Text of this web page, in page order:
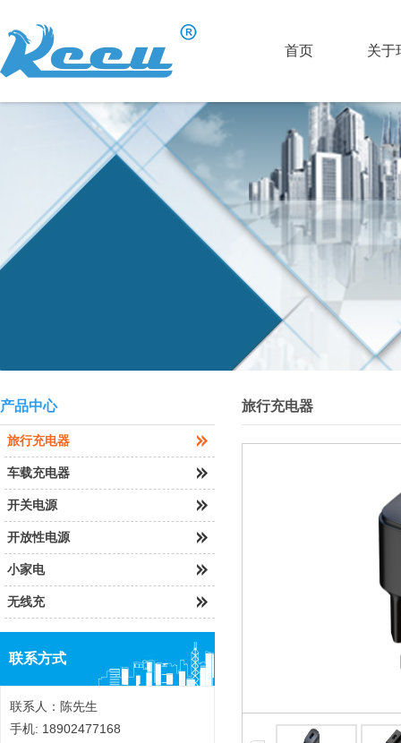
首页 关于
产品中心
旅行充电器
车载充电器
开关电源
开放性电源
小家电
无线充
联系方式
联系人：陈先生
手机: 18902477168
旅行充电器